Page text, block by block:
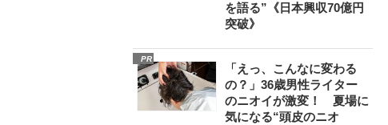
を語る”《日本興収70億円
突破》
PR
「えっ、こんなに変わる
の？」36歳男性ライター
のニオイが激変！ 夏場に
気になる“頭皮のニオ